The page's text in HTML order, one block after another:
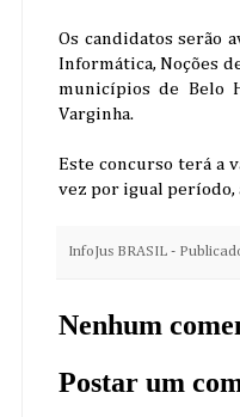
Os candidatos serão
Informática, Noções
municípios de Belo
Varginha.
Este concurso terá a
vez por igual período,
InfoJus BRASIL -
Nenhum
Postar um